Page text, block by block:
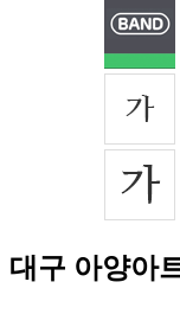
대구 아양아